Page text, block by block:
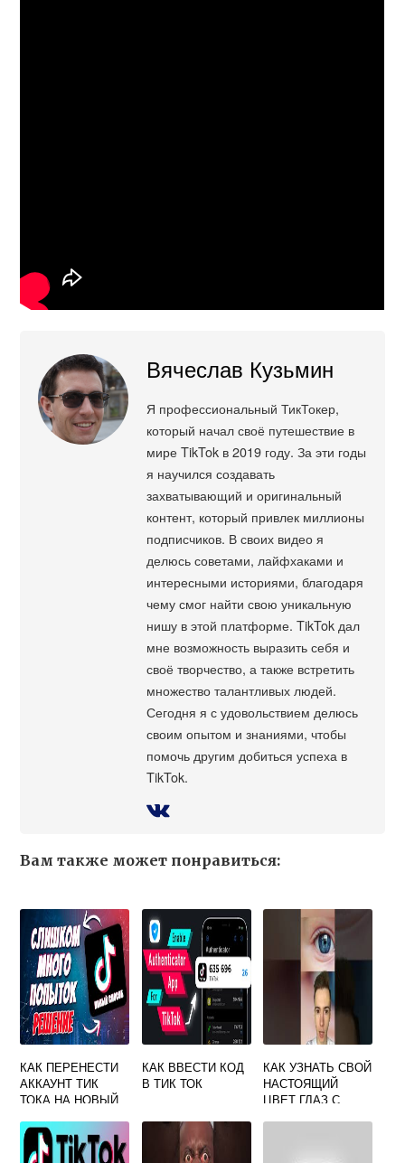
Вячеслав Кузьмин
Я профессиональный ТикТокер,
который начал своё путешествие в
мире TikTok в 2019 году. За эти годы
я научился создавать
захватывающий и оригинальный
контент, который привлек миллионы
подписчиков. В своих видео я
делюсь советами, лайфхаками и
интересными историями, благодаря
чему смог найти свою уникальную
нишу в этой платформе. TikTok дал
мне возможность выразить себя и
своё творчество, а также встретить
множество талантливых людей.
Сегодня я с удовольствием делюсь
своим опытом и знаниями, чтобы
помочь другим добиться успеха в
TikTok.
Вам также может понравиться:
КАК ПЕРЕНЕСТИ
АККАУНТ ТИК
ТОКА НА НОВЫЙ
КАК ВВЕСТИ КОД
В ТИК ТОК
КАК УЗНАТЬ СВОЙ
НАСТОЯЩИЙ
ЦВЕТ ГЛАЗ С